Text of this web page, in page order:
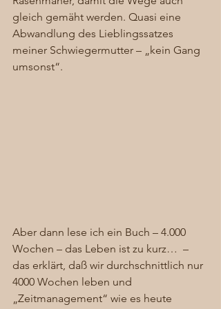
gleich gemäht werden. Quasi eine
Abwandlung des Lieblingssatzes
meiner Schwiegermutter – „kein Gang
umsonst“.
Aber dann lese ich ein Buch – 4.000
Wochen – das Leben ist zu kurz…  –
das erklärt, daß wir durchschnittlich nur
4000 Wochen leben und
„Zeitmanagement“ wie es heute